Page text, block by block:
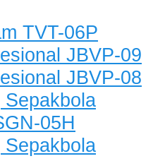
TVT-06P
JBVP-09
JBVP-08
05H